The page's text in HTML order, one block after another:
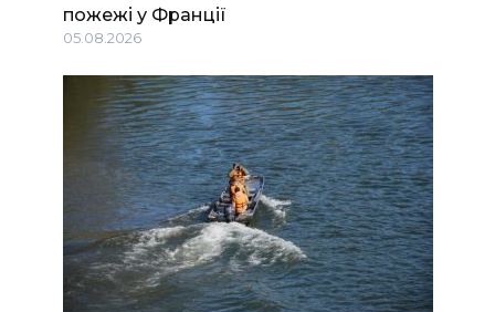
пожежі у Франції
05.08.2026